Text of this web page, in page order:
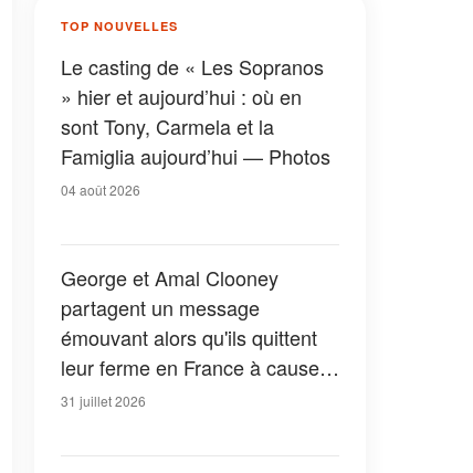
TOP NOUVELLES
Le casting de « Les Sopranos
» hier et aujourd’hui : où en
sont Tony, Carmela et la
Famiglia aujourd’hui — Photos
04 août 2026
George et Amal Clooney
partagent un message
émouvant alors qu'ils quittent
leur ferme en France à cause
des feux de forêt — Tous les
31 juillet 2026